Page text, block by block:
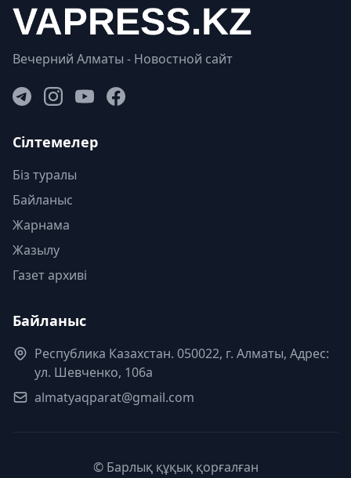
Вечерний Алматы - Новостной сайт
Сілтемелер
Біз туралы
Байланыс
Жарнама
Жазылу
Газет архиві
Байланыс
Республика Казахстан. 050022, г. Алматы, Адрес:
ул. Шевченко, 106а
almatyaqparat@gmail.com
© Барлық құқық қорғалған